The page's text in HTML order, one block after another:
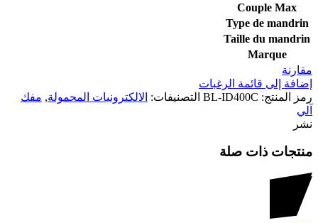
Couple Max
Type de mandrin
Taille du mandrin
Marque
مقارنة
إضافة إلى قائمة الرغبات
رمز المنتج: BL-ID400C التصنيفات: الالكترونيات المحمولة, مفك
آلي
نشر
منتجات ذات صلة